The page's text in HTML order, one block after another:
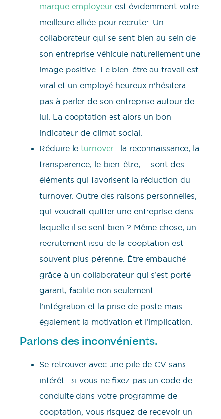
marque employeur est évidemment votre
meilleure alliée pour recruter. Un
collaborateur qui se sent bien au sein de
son entreprise véhicule naturellement une
image positive. Le bien-être au travail est
viral et un employé heureux n’hésitera
pas à parler de son entreprise autour de
lui. La cooptation est alors un bon
indicateur de climat social.
Réduire le turnover : la reconnaissance, la
transparence, le bien-être, … sont des
éléments qui favorisent la réduction du
turnover. Outre des raisons personnelles,
qui voudrait quitter une entreprise dans
laquelle il se sent bien ? Même chose, un
recrutement issu de la cooptation est
souvent plus pérenne. Être embauché
grâce à un collaborateur qui s’est porté
garant, facilite non seulement
l’intégration et la prise de poste mais
également la motivation et l’implication.
Parlons des inconvénients.
Se retrouver avec une pile de CV sans
intérêt : si vous ne fixez pas un code de
conduite dans votre programme de
cooptation, vous risquez de recevoir un